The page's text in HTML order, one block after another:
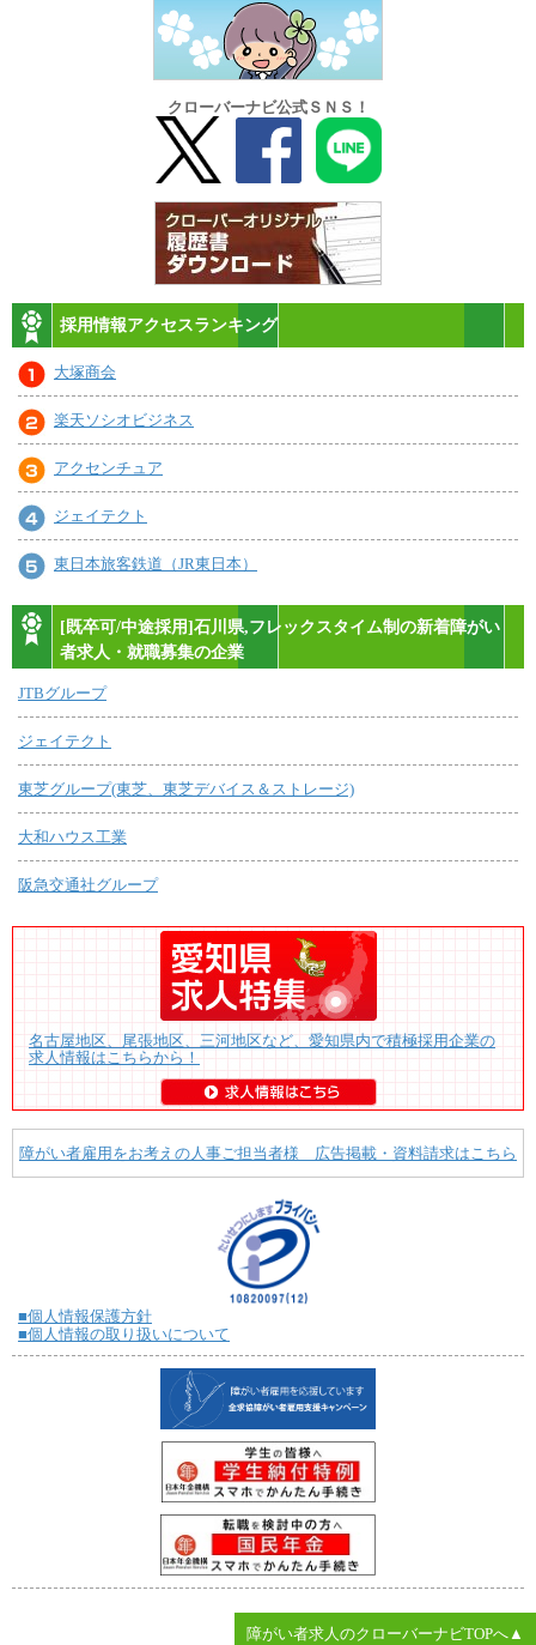
クローバーナビ公式ＳＮＳ！
採用情報アクセスランキング
大塚商会
楽天ソシオビジネス
アクセンチュア
ジェイテクト
東日本旅客鉄道（JR東日本）
[既卒可/中途採用]石川県,フレックスタイム制の新着障がい
者求人・就職募集の企業
JTBグループ
ジェイテクト
東芝グループ(東芝、東芝デバイス＆ストレージ)
大和ハウス工業
阪急交通社グループ
名古屋地区、尾張地区、三河地区など、愛知県内で積極採用企業の
求人情報はこちらから！
障がい者雇用をお考えの人事ご担当者様 広告掲載・資料請求はこちら
■個人情報保護方針
■個人情報の取り扱いについて
障がい者求人のクローバーナビTOPへ▲